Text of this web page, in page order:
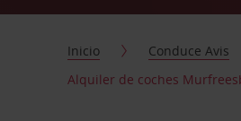
Inicio Conduce Avis
Alquiler de coches